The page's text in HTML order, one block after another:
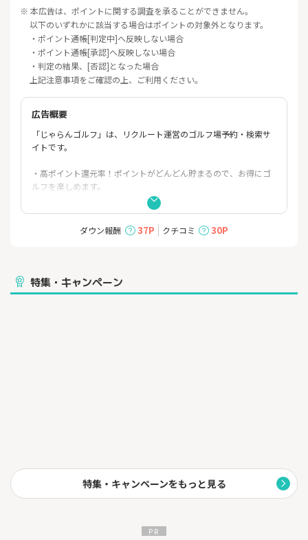
※ 本広告は、ポイントに関する調査を承ることができません。
以下のいずれかに該当する場合はポイントの対象外となります。
・ポイント通帳[判定中]へ反映しない場合
・ポイント通帳[承認]へ反映しない場合
・判定の結果、[否認]となった場合
上記注意事項をご確認の上、ご利用ください。
広告概要
「じゃらんゴルフ」は、リクルート運営のゴルフ場予約・検索サ
イトです。
・高ポイント還元率！ポイントがどんどん貯まるので、お得にゴ
ルフを楽しめます。
・好みにピッタリの検索！日本全国のゴルフ場から、日程、エリ
ア、料金など様々な検索軸から探せます。
じゃらんゴルフ限定プランもご用意しています。
ダウン報酬 37P クチコミ 30P
特集・キャンペーン
特集・キャンペーンをもっと見る